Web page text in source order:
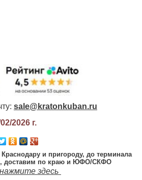
sale@kratonkuban.ru
2026г.
Краснодару и пригороду, до терминала
доставим по краю и ЮФО/СКФО
здесь